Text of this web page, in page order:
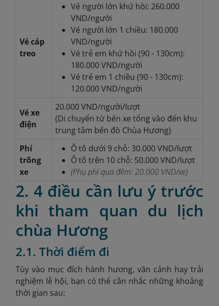
Vé cáp
treo
Vé người lớn khứ hồi: 260.000
VND/người
Vé người lớn 1 chiều: 180.000
VND/người
Vé trẻ em khứ hồi (90 - 130cm):
180.000 VND/người
Vé trẻ em 1 chiều (90 - 130cm):
120.000 VND/người
Vé xe
điện
20.000 VND/người/lượt
(Di chuyển từ bến xe tổng vào đến khu
trung tâm bến đò Chùa Hương)
Phí
trông
xe
Ô tô dưới 9 chỗ: 30.000 VND/lượt
Ô tô trên 10 chỗ: 50.000 VND/lượt
(Phụ phí qua đêm: 20.000 VND/xe)
2. 4 điều cần lưu ý trước
khi tham quan du lịch
chùa Hương
2.1. Thời điểm đi
Tùy vào mục đích hành hương, vãn cảnh hay trải
nghiệm lễ hội, bạn có thể cân nhắc những khoảng
thời gian sau: